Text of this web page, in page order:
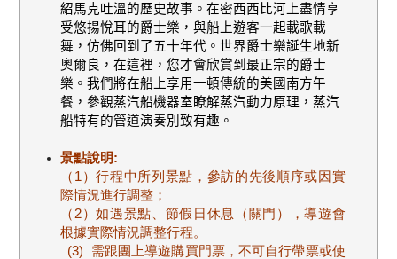
紹馬克吐溫的歷史故事。在密西西比河上盡情享
受悠揚悅耳的爵士樂，與船上遊客一起載歌載
舞，仿佛回到了五十年代。世界爵士樂誕生地新
奧爾良，在這裡，您才會欣賞到最正宗的爵士
樂。我們將在船上享用一頓傳統的美國南方午
餐，參觀蒸汽船機器室瞭解蒸汽動力原理，蒸汽
船特有的管道演奏別致有趣。
景點說明:
（1）行程中所列景點，參訪的先後順序或因實
際情況進行調整；
（2）如遇景點、節假日休息（關門），導遊會
根據實際情況調整行程。
(3) 需跟團上導遊購買門票，不可自行帶票或使